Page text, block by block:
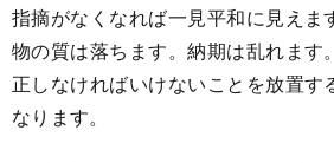
指摘がなくなれば一見平和に見えま
物の質は落ちます。納期は乱れます
正しなければいけないことを放置す
なります。